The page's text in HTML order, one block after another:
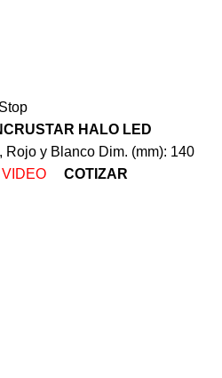
Stop
HALO LED
y Blanco Dim. (mm): 140
VIDEO COTIZAR